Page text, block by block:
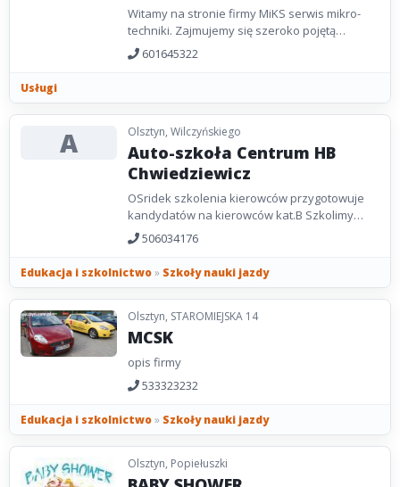
Witamy na stronie firmy MiKS serwis mikro-
techniki. Zajmujemy się szeroko pojętą
automatyką biurową. W swoich działaniach
kieruje się...
601645322
Usługi
A Olsztyn, Wilczyńskiego
Auto-szkoła Centrum HB
Chwiedziewicz
OSridek szkolenia kierowców przygotowuje
kandydatów na kierowców kat.B Szkolimy
solidnie i skutecznie przygotowując chętnych...
506034176
Edukacja i szkolnictwo» Szkoły nauki jazdy
Olsztyn, STAROMIEJSKA 14
MCSK
opis firmy
533323232
Edukacja i szkolnictwo» Szkoły nauki jazdy
Olsztyn, Popiełuszki